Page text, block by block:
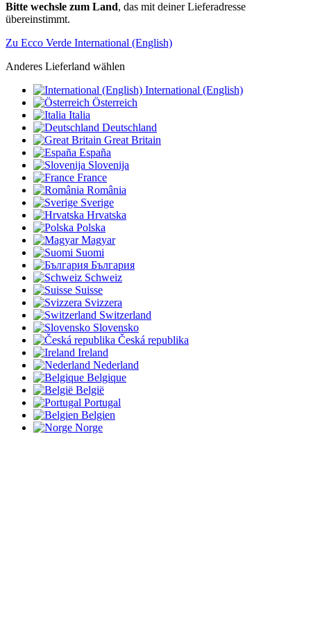
Bitte wechsle zum Land, das mit deiner Lieferadresse
übereinstimmt.
Zu Ecco Verde International (English)
Anderes Lieferland wählen
International (English)
Österreich
Italia
Deutschland
Great Britain
España
Slovenija
France
România
Sverige
Hrvatska
Polska
Magyar
Suomi
България
Schweiz
Suisse
Svizzera
Switzerland
Slovensko
Česká republika
Ireland
Nederland
Belgique
België
Portugal
Belgien
Norge